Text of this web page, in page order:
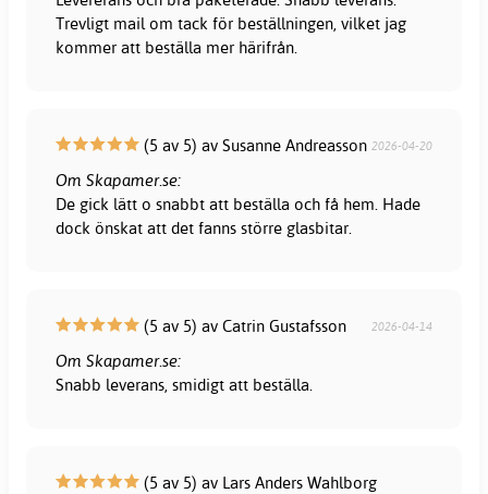
Trevligt mail om tack för beställningen, vilket jag
kommer att beställa mer härifrån.
(5 av 5) av Susanne Andreasson 2026-04-20
Om Skapamer.se:
De gick lätt o snabbt att beställa och få hem. Hade
dock önskat att det fanns större glasbitar.
(5 av 5) av Catrin Gustafsson 2026-04-14
Om Skapamer.se:
Snabb leverans, smidigt att beställa.
(5 av 5) av Lars Anders Wahlborg